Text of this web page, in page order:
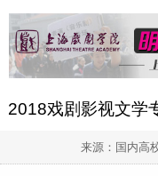
2018戏剧影视文学
来源：国内高